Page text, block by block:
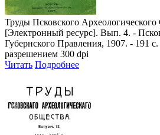
Труды Псковского Археологического
[Электронный ресурс]. Вып. 4. -
Губернского Правления, 1907. - 191
разрешением 300 dpi
Читать Подробнее